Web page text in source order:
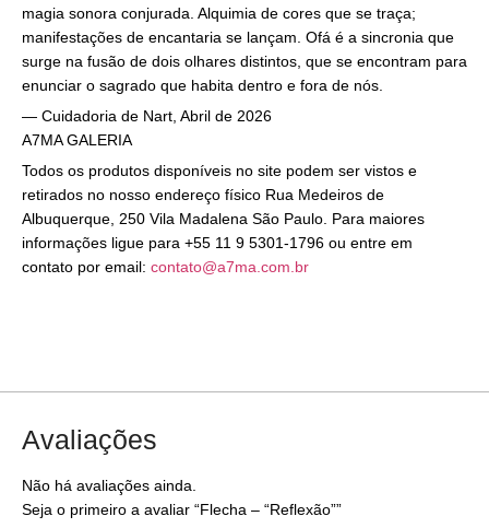
magia sonora conjurada. Alquimia de cores que se traça;
manifestações de encantaria se lançam. Ofá é a sincronia que
surge na fusão de dois olhares distintos, que se encontram para
enunciar o sagrado que habita dentro e fora de nós.
— Cuidadoria de Nart, Abril de 2026
A7MA GALERIA
Todos os produtos disponíveis no site podem ser vistos e
retirados no nosso endereço físico Rua Medeiros de
Albuquerque, 250 Vila Madalena São Paulo. Para maiores
informações ligue para +55 11 9 5301-1796 ou entre em
contato por email: contato@a7ma.com.br
Avaliações
Não há avaliações ainda.
Seja o primeiro a avaliar “Flecha – “Reflexão””